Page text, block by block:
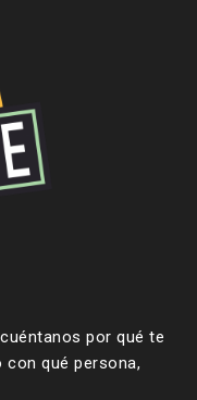
por qué te
con qué persona,